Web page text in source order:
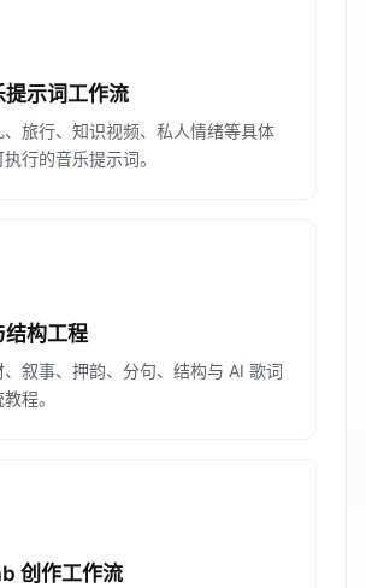
示词工作流
旅行、知识视频、私人情绪等具体
行的音乐提示词。
结构工程
叙事、押韵、分句、结构与 AI 歌词
程。
创作工作流